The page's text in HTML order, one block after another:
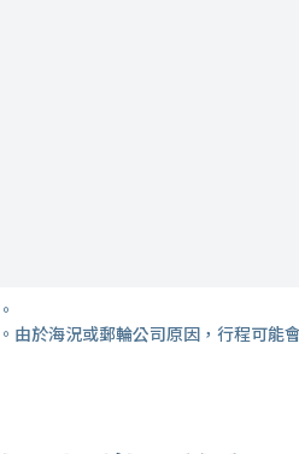
由於海況或郵輪公司原因，行程可能